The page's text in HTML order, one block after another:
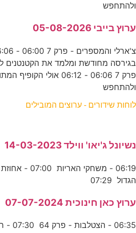
ולהתחפש
ערוץ בייבי 05-08-2026
בגירסה מחודשת ומלמד את הקטנטנים
פרק 7 06:06 - 06:12
ולהתחפש
לוחות שידורים - ערוצים המובילים
נשיונל ג'יאו' ווילד 14-03-2023
הגדול 07:29
ערוץ כאן חינוכית 07-07-2024
06:35 - הצטלבות - פרק 64 07:30 - רסיסים - פרק 275 08:25